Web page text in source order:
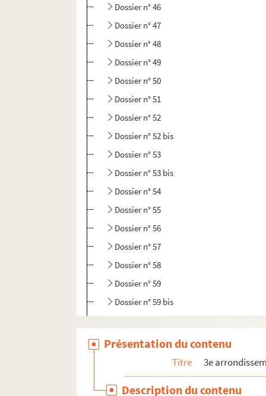
Dossier n° 46
Dossier n° 47
Dossier n° 48
Dossier n° 49
Dossier n° 50
Dossier n° 51
Dossier n° 52
Dossier n° 52 bis
Dossier n° 53
Dossier n° 53 bis
Dossier n° 54
Dossier n° 55
Dossier n° 56
Dossier n° 57
Dossier n° 58
Dossier n° 59
Dossier n° 59 bis
Dossier n° 61
Dossier n° 61 bis
Dossier n° 61 ter
Présentation du contenu
Titre 3e
Description du contenu